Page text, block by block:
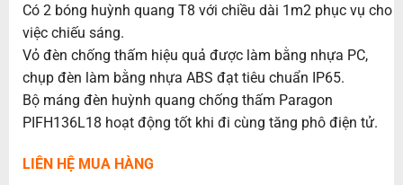
Có 2 bóng huỳnh quang T8 với chiều dài 1m2 phục vụ cho
việc chiếu sáng.
Vỏ đèn chống thấm hiệu quả được làm bằng nhựa PC,
chụp đèn làm bằng nhựa ABS đạt tiêu chuẩn IP65.
Bộ máng đèn huỳnh quang chống thấm Paragon
PIFH136L18 hoạt động tốt khi đi cùng tăng phô điện tử.
LIÊN HỆ MUA HÀNG